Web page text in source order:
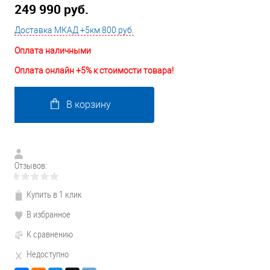
249 990 руб.
Доставка МКАД +5км 800 руб.
Оплата наличными
Оплата онлайн +5% к стоимости товара!
В корзину
Отзывов:
Купить в 1 клик
В избранное
К сравнению
Недоступно